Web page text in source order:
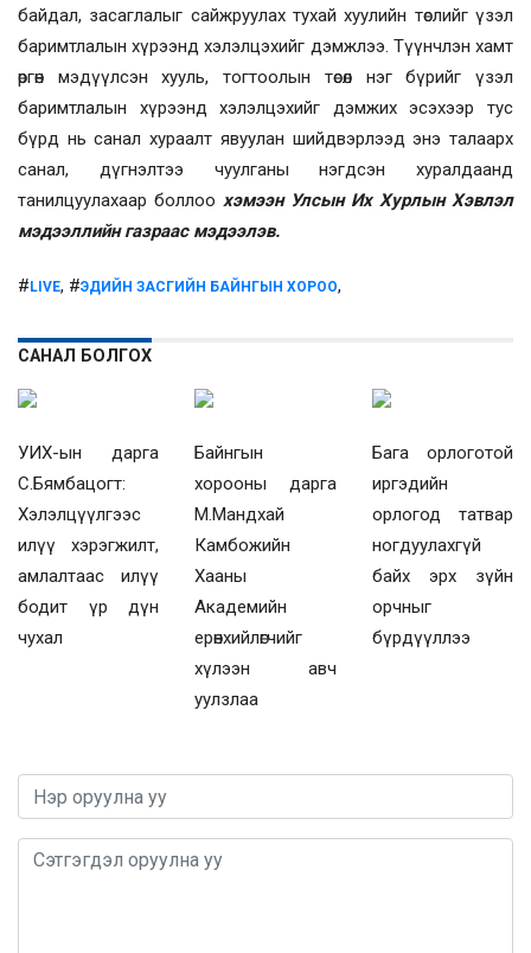
байдал, засаглалыг сайжруулах тухай хуулийн төслийг үзэл
баримтлалын хүрээнд хэлэлцэхийг дэмжлээ. Түүнчлэн хамт
өргөн мэдүүлсэн хууль, тогтоолын төсөл нэг бүрийг үзэл
баримтлалын хүрээнд хэлэлцэхийг дэмжих эсэхээр тус
бүрд нь санал хураалт явуулан шийдвэрлээд энэ талаарх
санал, дүгнэлтээ чуулганы нэгдсэн хуралдаанд
танилцуулахаар боллоо хэмээн Улсын Их Хурлын Хэвлэл
мэдээллийн газраас мэдээлэв.
# LIVE, #ЭДИЙН ЗАСГИЙН БАЙНГЫН ХОРОО,
САНАЛ БОЛГОХ
УИХ-ын дарга
С.Бямбацогт:
Хэлэлцүүлгээс
илүү хэрэгжилт,
амлалтаас илүү
бодит үр дүн
чухал
Байнгын
хорооны дарга
М.Мандхай
Камбожийн
Хааны
Академийн
ерөнхийлөгчийг
хүлээн авч
уулзлаа
Бага орлоготой
иргэдийн
орлогод татвар
ногдуулахгүй
байх эрх зүйн
орчныг
бүрдүүллээ